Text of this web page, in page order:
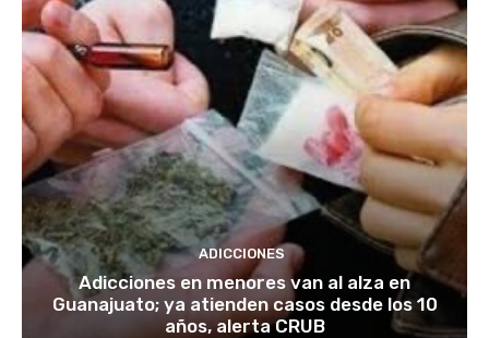
ADICCIONES
Adicciones en menores van al alza en
Guanajuato; ya atienden casos desde los 10
años, alerta CRUB